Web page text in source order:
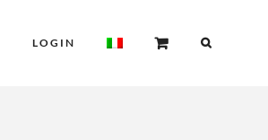
LOGIN